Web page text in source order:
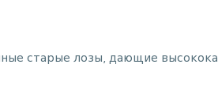
старые лозы, дающие